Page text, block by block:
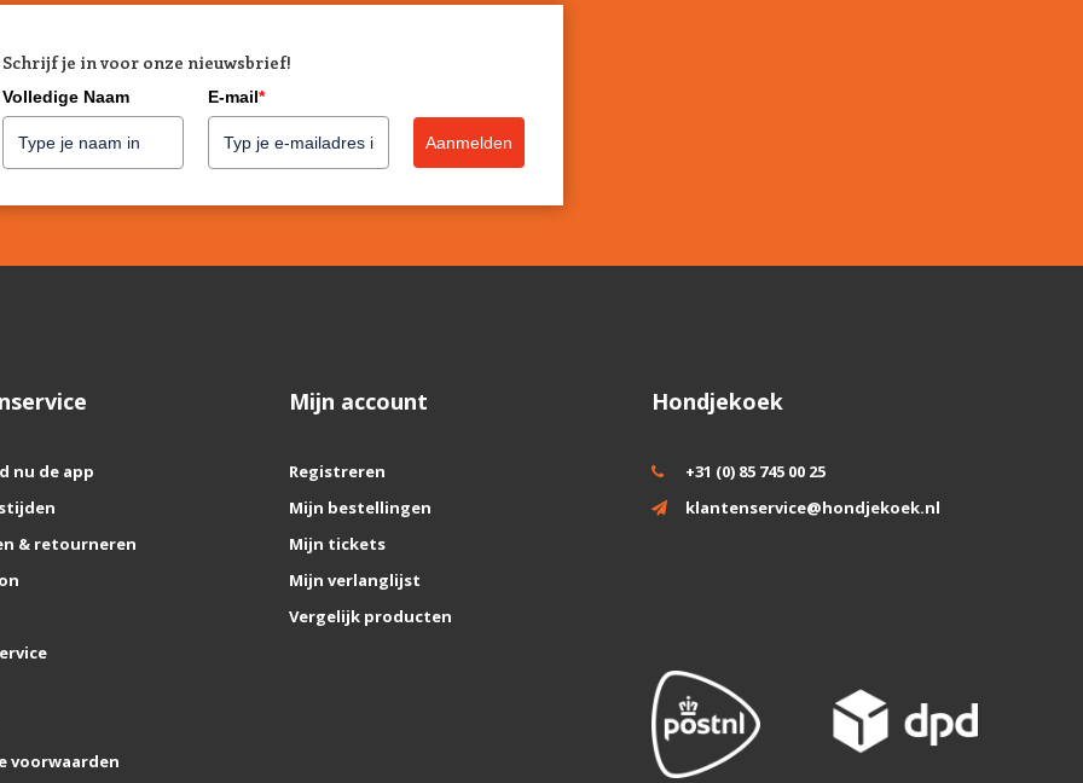
Schrijf je in voor onze nieuwsbrief!
Volledige Naam E-mail*
Aanmelden
nu de app
& retourneren
voorwaarden
Mijn account
Registreren
Mijn bestellingen
Mijn tickets
Mijn verlanglijst
Vergelijk producten
Hondjekoek
+31 (0) 85 745 00 25
klantenservice@hondjekoek.nl